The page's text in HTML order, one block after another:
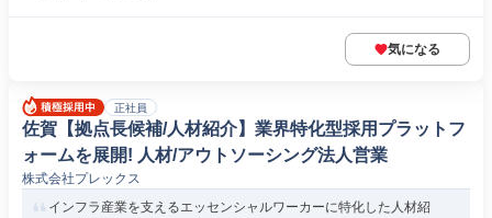
気になる
正社員
佐賀【拠点長候補/人材紹介】業界特化型採用プラットフ
ォームを展開! 人材/アウトソーシング法人営業
株式会社プレックス
インフラ産業を支えるエッセンシャルワーカーに特化した人材紹